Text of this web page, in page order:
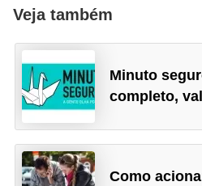
Veja também
Minuto
completo,
Como